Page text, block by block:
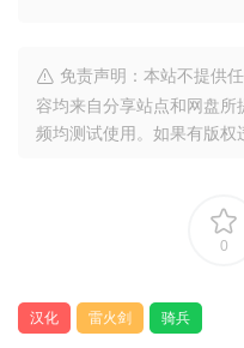
免责声明：本站不提供
容均来自分享站点和网盘
频均测试使用。如果有版权
0
汉化 雷火剑 骑兵